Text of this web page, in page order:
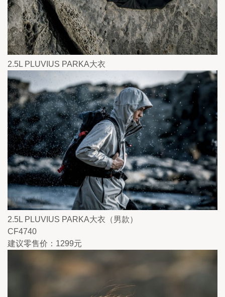
2.5L PLUVIUS PARKA大衣
2.5L PLUVIUS PARKA大衣（男款）
CF4740
建议零售价：1299元